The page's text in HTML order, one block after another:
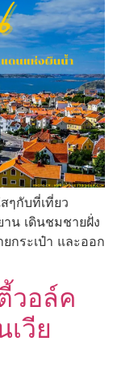
ๆกับที่เที่ยว
น เดินชมชายฝั่ง
กระเป๋า และออก
วอล์ค
วีย